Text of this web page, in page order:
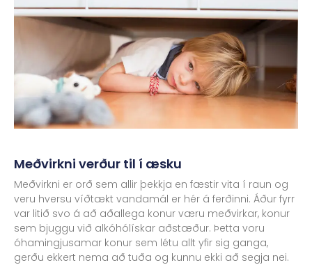
Meðvirkni verður til í æsku
Meðvirkni er orð sem allir þekkja en fæstir vita í raun og
veru hversu víðtækt vandamál er hér á ferðinni. Áður fyrr
var litið svo á að aðallega konur væru meðvirkar, konur
sem bjuggu við alkóhólískar aðstæður. Þetta voru
óhamingjusamar konur sem létu allt yfir sig ganga,
gerðu ekkert nema að tuða og kunnu ekki að segja nei.